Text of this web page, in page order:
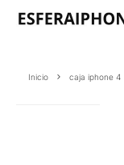
Inicio caja iphone 4